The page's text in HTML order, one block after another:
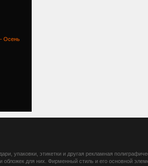
- Осень
упаковки, этикетки и другая рекламная
обложек для них. Фирменный стиль и его основной